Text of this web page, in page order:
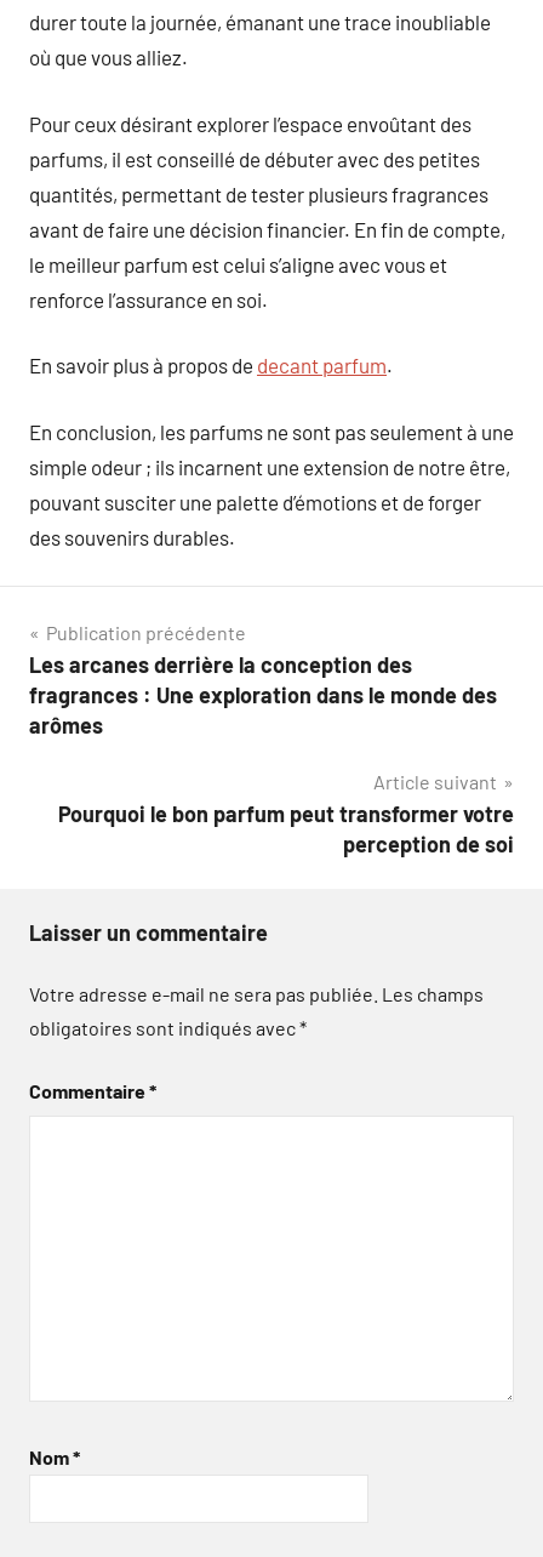
durer toute la journée, émanant une trace inoubliable
où que vous alliez.
Pour ceux désirant explorer l’espace envoûtant des
parfums, il est conseillé de débuter avec des petites
quantités, permettant de tester plusieurs fragrances
avant de faire une décision financier. En fin de compte,
le meilleur parfum est celui s’aligne avec vous et
renforce l’assurance en soi.
En savoir plus à propos de decant parfum.
En conclusion, les parfums ne sont pas seulement à une
simple odeur ; ils incarnent une extension de notre être,
pouvant susciter une palette d’émotions et de forger
des souvenirs durables.
Navigation
de
l’article
Publication précédente
Les arcanes derrière la conception des
fragrances : Une exploration dans le monde des
arômes
Article suivant
Pourquoi le bon parfum peut transformer votre
perception de soi
Laisser un commentaire
Votre adresse e-mail ne sera pas publiée. Les champs
obligatoires sont indiqués avec*
Commentaire*
Nom*